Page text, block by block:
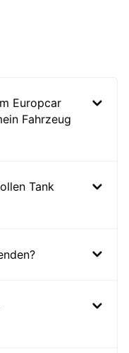
Europcar
Fahrzeug
Tank